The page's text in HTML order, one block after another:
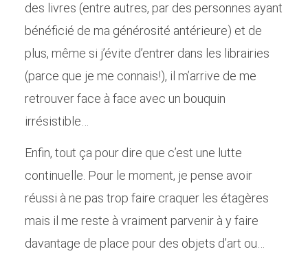
des livres (entre autres, par des personnes ayant
bénéficié de ma générosité antérieure) et de
plus, même si j’évite d’entrer dans les librairies
(parce que je me connais!), il m’arrive de me
retrouver face à face avec un bouquin
irrésistible…
Enfin, tout ça pour dire que c’est une lutte
continuelle. Pour le moment, je pense avoir
réussi à ne pas trop faire craquer les étagères
mais il me reste à vraiment parvenir à y faire
davantage de place pour des objets d’art ou…